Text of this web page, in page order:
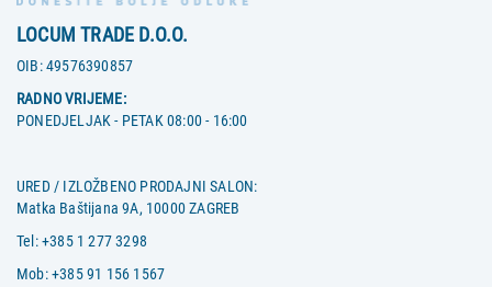
LOCUM TRADE D.O.O.
OIB:49576390857
RADNO VRIJEME:
PONEDJELJAK - PETAK 08:00 - 16:00
URED / IZLOŽBENO PRODAJNI SALON:
Matka Baštijana 9A, 10000 ZAGREB
Tel:+385 1 277 3298
Mob:+385 91 156 1567